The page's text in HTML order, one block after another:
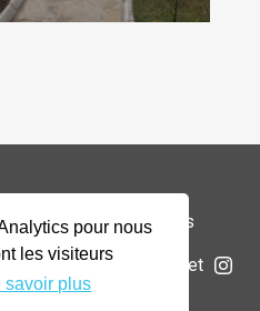
pour nous
les visiteurs
savoir plus
—Mentions légales
Soumettre un projet